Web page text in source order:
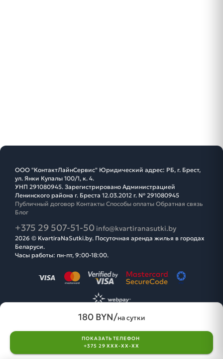
180 BYN/на сутки
ПОКАЗАТЬ ТЕЛЕФОН
+375 29 XXX-XX-XX
Поиск
favorite
Избранное Вход
ООО "КонтактЛайнСервис" Юридический адрес: РБ, г. Брест,
ул. Янки Купалы 100/1, к. 4.
УНП 291080945. Зарегистрировано Администрацией
Ленинского района г. Бреста 12.03.2012 г. № 291080945
Публичный договор Контакты Способы оплаты Обратная связь
Блог
+375 29 507-51-50 info@kvartiranasutki.by
2026 © KvartiraNaSutki.by. Посуточная аренда жилья в городах
Беларуси.
Часы работы: пн-пт, 9:00-18:00.